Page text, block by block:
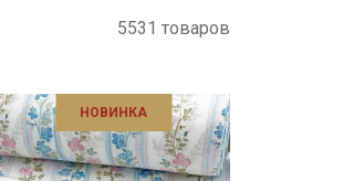
5531 товаров
НОВИНКА